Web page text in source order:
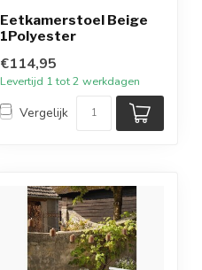
Eetkamerstoel Beige
1Polyester
€114,95
Levertijd 1 tot 2 werkdagen
Vergelijk